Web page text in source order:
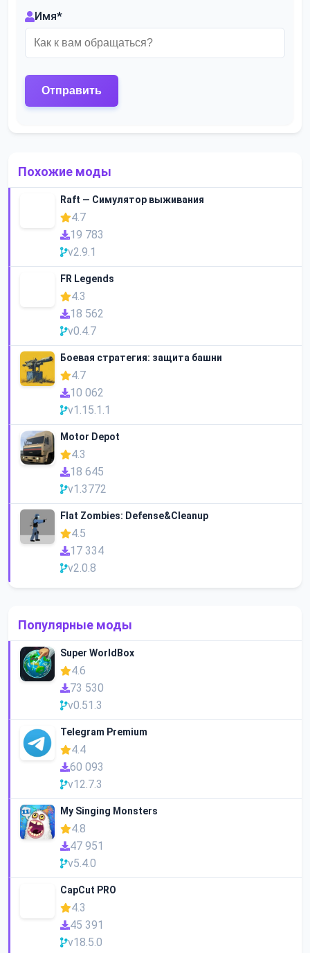
Имя*
Похожие моды
Raft — Симулятор выживания
4.7
19 783
v2.9.1
FR Legends
4.3
18 562
v0.4.7
Боевая стратегия: защита башни
4.7
10 062
v1.15.1.1
Motor Depot
4.3
18 645
v1.3772
Flat Zombies: Defense&Cleanup
4.5
17 334
v2.0.8
Популярные моды
Super WorldBox
4.6
73 530
v0.51.3
Telegram Premium
4.4
60 093
v12.7.3
My Singing Monsters
4.8
47 951
v5.4.0
CapCut PRO
4.3
45 391
v18.5.0